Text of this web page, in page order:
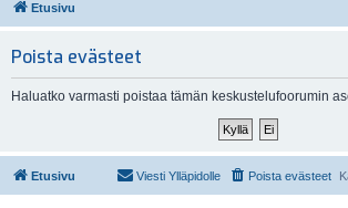
Etusivu
Poista evästeet
Haluatko varmasti poistaa tämän keskustelufoorumin
Etusivu Poista evästeet
Viesti Ylläpidolle